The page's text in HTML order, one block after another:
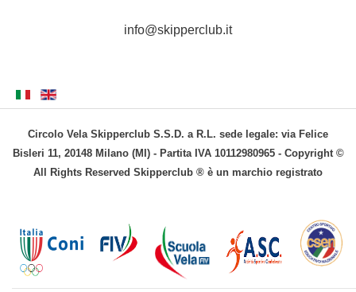
info@skipperclub.it
Circolo Vela Skipperclub S.S.D. a R.L. sede legale: via Felice
Bisleri 11, 20148 Milano (MI) - Partita IVA 10112980965 - Copyright ©
All Rights Reserved Skipperclub ® è un marchio registrato